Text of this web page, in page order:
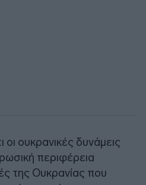
ουκρανικές δυνάμεις
περιφέρεια
της Ουκρανίας που